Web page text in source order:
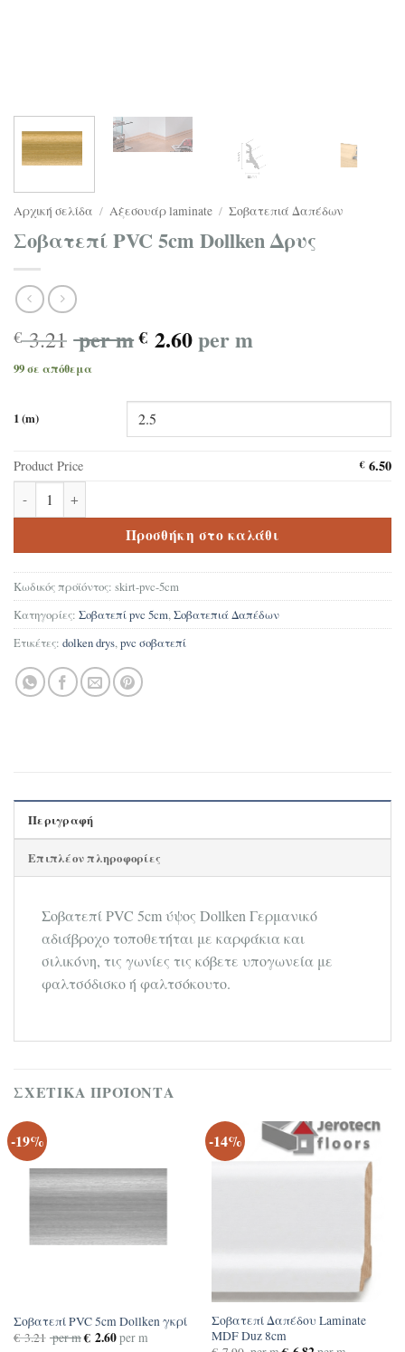
Αρχική σελίδα / Αξεσουάρ laminate / Σοβατεπιά Δαπέδων
Σοβατεπί PVC 5cm Dollken Δρυς
€3.21 per m € 2.60per m
99 σε απόθεμα
1 (m)
Product Price €6.50
Σοβατεπί PVC 5cm Dollken Δρυς ποσότητα
Προσθήκη στο καλάθι
Κωδικός προϊόντος: skirt-pvc-5cm
Κατηγορίες: Σοβατεπί pvc 5cm, Σοβατεπιά Δαπέδων
Ετικέτες: dolken drys, pvc σοβατεπί
Περιγραφή
Επιπλέον πληροφορίες
Σοβατεπί PVC 5cm ύψος Dollken Γερμανικό
αδιάβροχο τοποθετήται με καρφάκια και
σιλικόνη, τις γωνίες τις κόβετε υπογωνεία με
φαλτσόδισκο ή φαλτσόκουτο.
ΣΧΕΤΙΚΆ ΠΡΟΪΌΝΤΑ
-19%
Σοβατεπί PVC 5cm Dollken γκρί
€3.21 per m€2.60per m
-14%
Σοβατεπί Δαπέδου Laminate
MDF Duz 8cm